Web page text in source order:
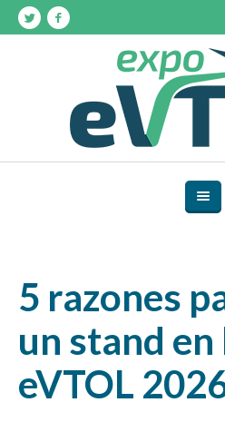
5 razones
un stand en
eVTOL